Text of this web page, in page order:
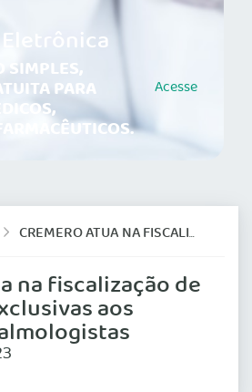
SIMPLES,
PARA Acesse
CREMERO ATUA NA FISCALIZAÇÃO DE ATIVIDADES EXCLUSIVAS AOS MÉDICOS OFTALMOLOGISTAS
na fiscalização de
aos